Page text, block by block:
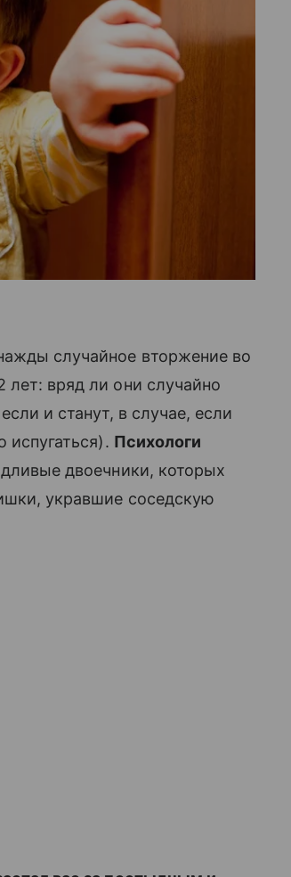
случайное вторжение во
вряд ли они случайно
и станут, в случае, если
испугаться). Психологи
двоечники, которых
укравшие соседскую